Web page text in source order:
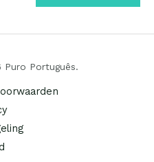
Puro Português.